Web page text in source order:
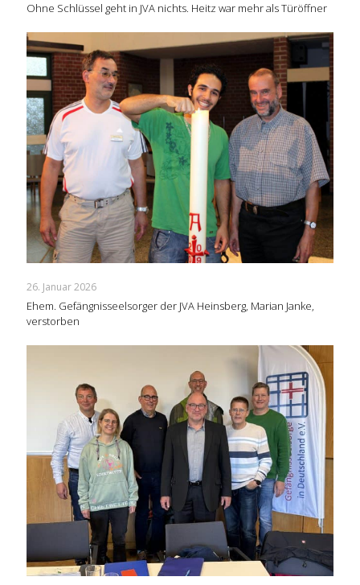
Ohne Schlüssel geht in JVA nichts. Heitz war mehr als Türöffner
26. Januar 2026
Ehem. Gefängnisseelsorger der JVA Heinsberg, Marian Janke,
verstorben